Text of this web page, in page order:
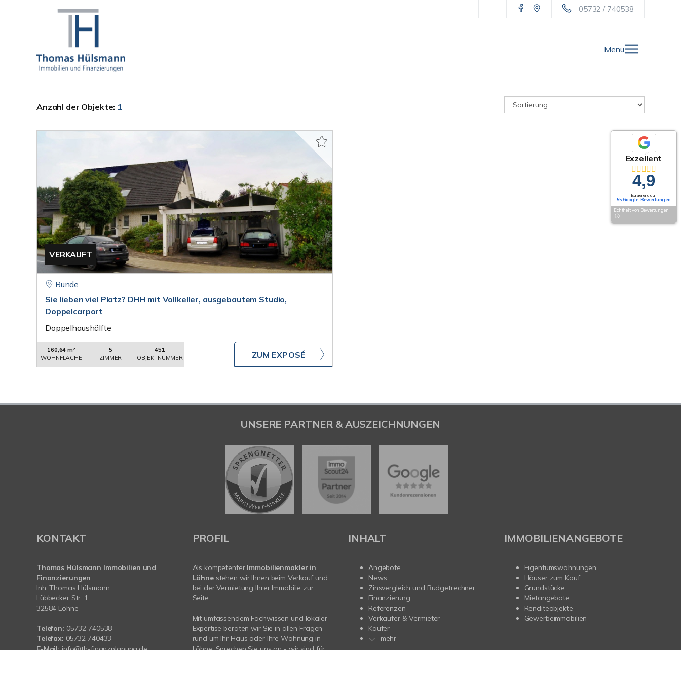
05732 / 740538
Menü
Anzahl der Objekte: 1
VERKAUFT
Bünde
Sie lieben viel Platz? DHH mit Vollkeller, ausgebautem Studio,
Doppelcarport
Doppelhaushälfte
160,64 m²
WOHNFLÄCHE
5
ZIMMER
451
OBJEKTNUMMER
ZUM EXPOSÉ
Exzellent
4,9
Basierend auf
55 Google-Bewertungen
Echtheit von Bewertungen
UNSERE PARTNER & AUSZEICHNUNGEN
KONTAKT
Thomas Hülsmann Immobilien und
Finanzierungen
Inh. Thomas Hülsmann
Lübbecker Str. 1
32584 Löhne
Telefon: 05732 740538
Telefax: 05732 740433
E-Mail: info@th-finanzplanung.de
PROFIL
Als kompetenter Immobilienmakler in
Löhnestehen wir Ihnen beim Verkauf und
bei der Vermietung Ihrer Immobilie zur
Seite.
Mit umfassendem Fachwissen und lokaler
Expertise beraten wir Sie in allen Fragen
rund um Ihr Haus oder Ihre Wohnung in
Löhne. Sprechen Sie uns an - wir sind für
INHALT
Angebote
News
Zinsvergleich und Budgetrechner
Finanzierung
Referenzen
Verkäufer & Vermieter
Käufer
mehr
IMMOBILIENANGEBOTE
Eigentumswohnungen
Häuser zum Kauf
Grundstücke
Mietangebote
Renditeobjekte
Gewerbeimmobilien